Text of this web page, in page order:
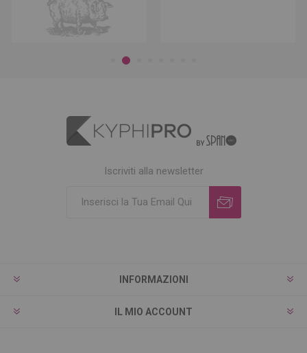
Iscriviti alla newsletter
INFORMAZIONI
IL MIO ACCOUNT